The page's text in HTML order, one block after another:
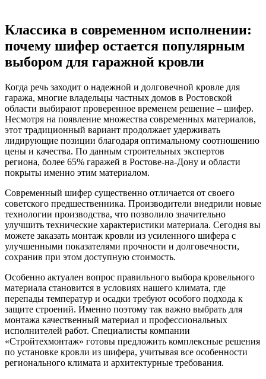
Классика в современном исполнении:
почему шифер остается популярным
выбором для гаражной кровли
Когда речь заходит о надежной и долговечной кровле для
гаража, многие владельцы частных домов в Ростовской
области выбирают проверенное временем решение – шифер.
Несмотря на появление множества современных материалов,
этот традиционный вариант продолжает удерживать
лидирующие позиции благодаря оптимальному соотношению
цены и качества. По данным строительных экспертов
региона, более 65% гаражей в Ростове-на-Дону и области
покрыты именно этим материалом.
Современный шифер существенно отличается от своего
советского предшественника. Производители внедрили новые
технологии производства, что позволило значительно
улучшить технические характеристики материала. Сегодня вы
можете заказать монтаж кровли из усиленного шифера с
улучшенными показателями прочности и долговечности,
сохранив при этом доступную стоимость.
Особенно актуален вопрос правильного выбора кровельного
материала становится в условиях нашего климата, где
перепады температур и осадки требуют особого подхода к
защите строений. Именно поэтому так важно выбрать для
монтажа качественный материал и профессиональных
исполнителей работ. Специалисты компании
«Стройтехмонтаж» готовы предложить комплексные решения
по установке кровли из шифера, учитывая все особенности
регионального климата и архитектурные требования.